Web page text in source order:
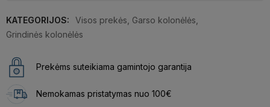
KATEGORIJOS: Visos prekės Garso kolonėlės
Grindinės kolonėlės
Prekėms suteikiama gamintojo garantija
Nemokamas pristatymas nuo 100€